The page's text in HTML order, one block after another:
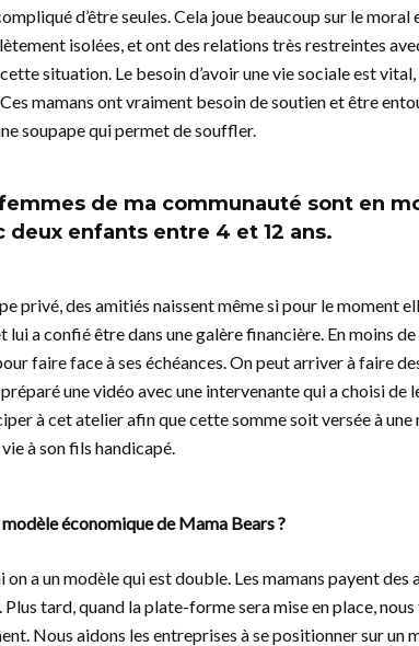
d’être seules. Cela joue beaucoup sur le
isolées, et ont des relations très restreintes
situation. Le besoin d’avoir une vie sociale est
mamans ont vraiment besoin de soutien et être
soupape qui permet de souffler.
de ma communauté sont en
deux enfants entre 4 et 12 ans.
privé, des amitiés naissent même si pour le moment
lui a confié être dans une galère financière. En moins
faire face à ses échéances. On peut arriver à faire
préparé une vidéo avec une intervenante qui a choisi
à cet atelier afin que cette somme soit versée à une
à son fils handicapé.
économique de Mama Bears ?
on a un modèle qui est double. Les mamans payent
Plus tard, quand la plate-forme sera mise en place,
Nous aidons les entreprises à se positionner sur un